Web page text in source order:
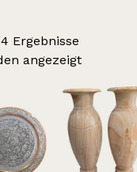
Ergebnisse
angezeigt